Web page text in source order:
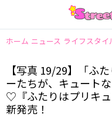
ホーム ニュース ライフスタイ
【写真 19/29】「ふ
ーたちが、キュート
♡『ふたりはプリキ
新発売！